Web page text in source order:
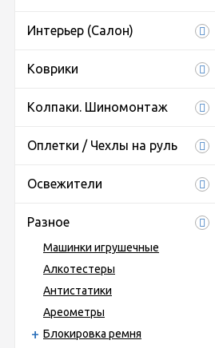
Интерьер (Салон)
Коврики
Колпаки. Шиномонтаж
Оплетки / Чехлы на руль
Освежители
Разное
Машинки игрушечные
Алкотестеры
Антистатики
Ареометры
Блокировка ремня